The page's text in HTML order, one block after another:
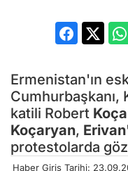
Ermenistan'ın
Cumhurbaşkanı,
katili Robert
Koçaryan,
protestolarda
Haber Giriş Tarihi: